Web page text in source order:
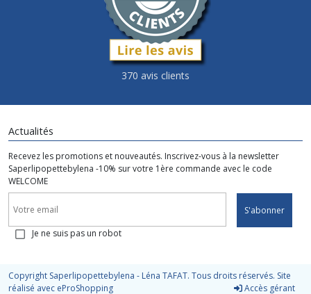
370 avis clients
Actualités
Recevez les promotions et nouveautés. Inscrivez-vous à la newsletter
Saperlipopettebylena -10% sur votre 1ère commande avec le code
WELCOME
S'abonner
Je ne suis pas un robot
Copyright Saperlipopettebylena - Léna TAFAT. Tous droits réservés. Site
réalisé avec eProShopping Accès gérant